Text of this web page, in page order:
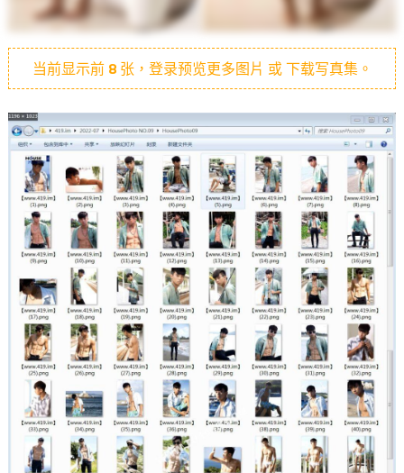
当前显示前 8张，登录预览更多图片 或 下载写真集。